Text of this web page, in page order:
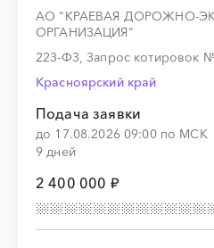
АО "КРАЕВАЯ ДОРОЖНО-
ОРГАНИЗАЦИЯ"
223-ФЗ, Запрос котировок
Красноярский край
Подача заявки
до 17.08.2026 09:00 по МСК
9 дней
2 400 000 ₽